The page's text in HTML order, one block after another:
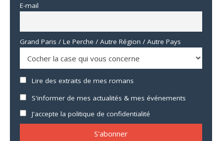
E-mail
Grand Paris / Le Perche / Autre Région / Autre Pays
Lire des extraits de mes romans
S'informer de mes actualités & mes événements
J'accepte la politique de confidentialité